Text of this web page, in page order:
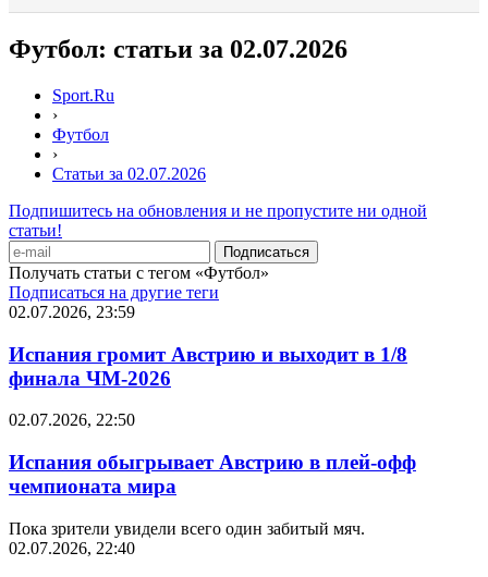
Футбол: статьи за 02.07.2026
Sport.Ru
›
Футбол
›
Статьи за 02.07.2026
Подпишитесь на обновления и не пропустите ни одной
статьи!
Получать статьи с тегом «Футбол»
Подписаться на другие теги
02.07.2026, 23:59
Испания громит Австрию и выходит в 1/8
финала ЧМ-2026
02.07.2026, 22:50
Испания обыгрывает Австрию в плей-офф
чемпионата мира
Пока зрители увидели всего один забитый мяч.
02.07.2026, 22:40